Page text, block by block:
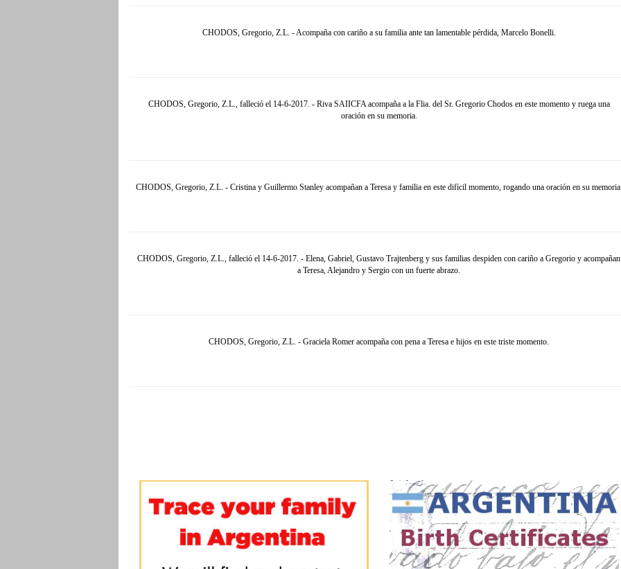
CHODOS, Gregorio, Z.L. - Acompaña con cariño a su familia ante tan lamentable pérdida, Marcelo Bonelli.
CHODOS, Gregorio, Z.L., falleció el 14-6-2017. - Riva SAIICFA acompaña a la Flia. del Sr. Gregorio Chodos en este momento y ruega una
oración en su memoria.
CHODOS, Gregorio, Z.L. - Cristina y Guillermo Stanley acompañan a Teresa y familia en este difícil momento, rogando una oración en su
CHODOS, Gregorio, Z.L., falleció el 14-6-2017. - Elena, Gabriel, Gustavo Trajtenberg y sus familias despiden con cariño a Gregorio y acompañan
a Teresa, Alejandro y Sergio con un fuerte abrazo.
CHODOS, Gregorio, Z.L. - Graciela Romer acompaña con pena a Teresa e hijos en este triste momento.